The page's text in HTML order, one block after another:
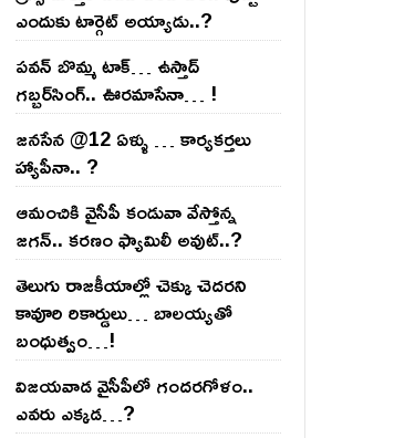
ఎందుకు టార్గెట్ అయ్యాడు..?
ప‌వ‌న్ బొమ్మ టాక్‌… ఉస్తాద్
గ‌బ్బ‌ర్‌సింగ్‌.. ఊర‌మాసేనా… !
జనసేన @12 ఏళ్ళు … కార్యకర్తలు
హ్యాపీనా.. ?
ఆమంచికి వైసీపీ కండువా వేస్తోన్న
జ‌గ‌న్‌.. క‌ర‌ణం ఫ్యామిలీ అవుట్‌..?
తెలుగు రాజ‌కీయాల్లో చెక్కు చెద‌ర‌ని
కావూరి రికార్డులు… బాల‌య్యతో
బంధుత్వం…!
విజ‌య‌వాడ వైసీపీలో గంద‌ర‌గోళం..
ఎవ‌రు ఎక్క‌డ‌…?